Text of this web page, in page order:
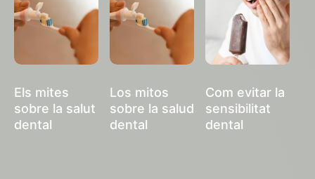
Els mites
sobre la salut
dental
Los mitos
sobre la salud
dental
Com evitar la
sensibilitat
dental